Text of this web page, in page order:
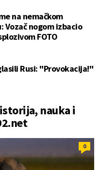
na nemačkom
Vozač nogom izbacio
FOTO
Rusi: "Provokacija!"
nauka i
0